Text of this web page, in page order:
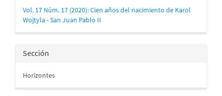
artículo
Vol. 17 Núm. 17 (2020): Cien años del nacimiento de Karol
Wojtyla - San Juan Pablo II
Sección
Horizontes